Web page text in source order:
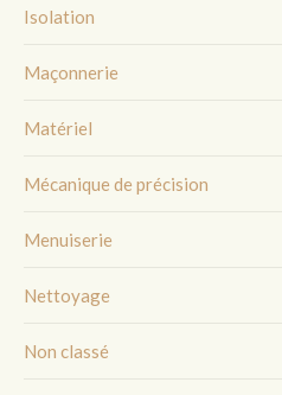
Isolation
Maçonnerie
Matériel
Mécanique de précision
Menuiserie
Nettoyage
Non classé